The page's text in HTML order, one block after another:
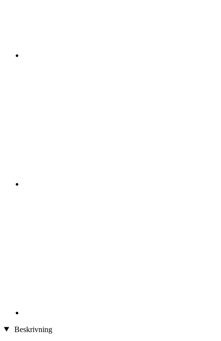
Beskrivning